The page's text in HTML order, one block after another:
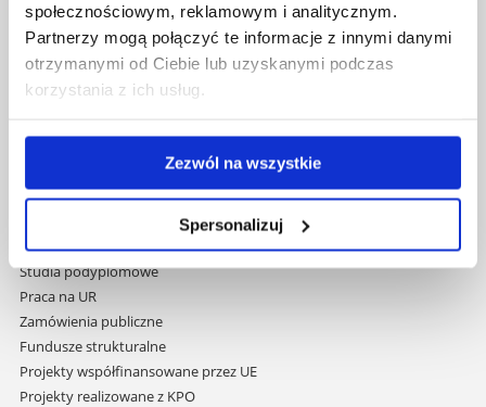
społecznościowym, reklamowym i analitycznym.
Partnerzy mogą połączyć te informacje z innymi danymi
otrzymanymi od Ciebie lub uzyskanymi podczas
korzystania z ich usług.
Zezwól na wszystkie
Spersonalizuj
Uniwersytet Rzeszowski
Al. Tadeusza Rejtana 16C
35-959 Rzeszów
Pomiń
treści
Biblioteka
Covid info
Studia podyplomowe
Praca na UR
Zamówienia publiczne
Fundusze strukturalne
Projekty współfinansowane przez UE
Projekty realizowane z KPO